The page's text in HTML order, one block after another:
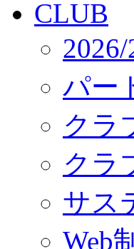
CLUB
パー
クラ
クラ
サス
Web